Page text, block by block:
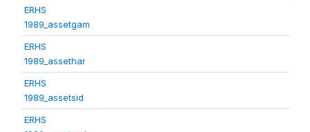
ERHS
1989_assetgam
ERHS
1989_assethar
ERHS
1989_assetsid
ERHS